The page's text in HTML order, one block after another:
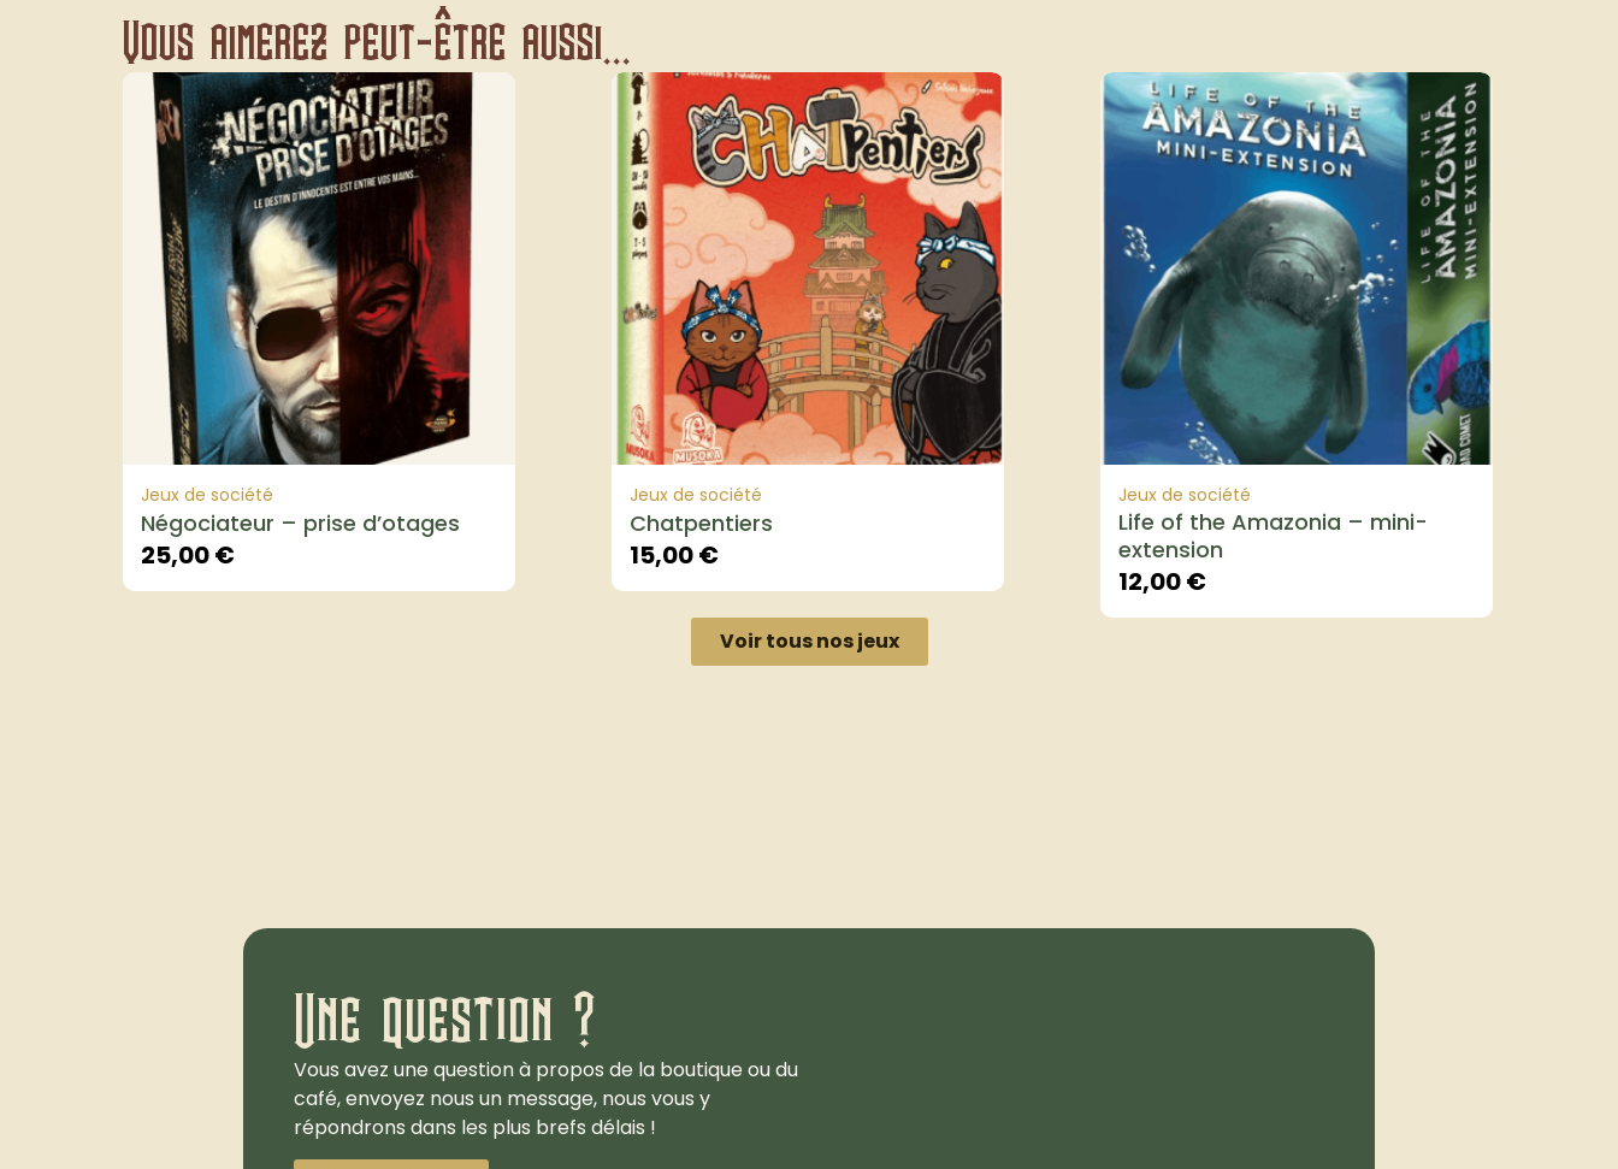
Vous aimerez peut-être aussi...
Jeux de société
Négociateur – prise d’otages
25,00€
Jeux de société
Chatpentiers
15,00€
Jeux de société
Life of the Amazonia – mini-
extension
12,00€
Voir tous nos jeux
Une question ?
Vous avez une question à propos de la boutique ou du
café, envoyez nous un message, nous vous y
répondrons dans les plus brefs délais !